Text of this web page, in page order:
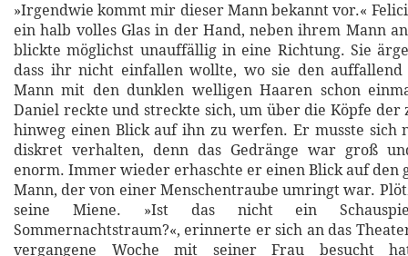
»Irgendwie kommt mir dieser Mann bekannt vor.«
ein halb volles Glas in der Hand, neben ihrem Mann
blickte möglichst unauffällig in eine Richtung. Sie
dass ihr nicht einfallen wollte, wo sie den auffallend
Mann mit den dunklen welligen Haaren schon
Daniel reckte und streckte sich, um über die Köpfe der
hinweg einen Blick auf ihn zu werfen. Er musste sich
diskret verhalten, denn das Gedränge war groß
enorm. Immer wieder erhaschte er einen Blick auf den
Mann, der von einer Menschentraube umringt war.
seine Miene. »Ist das nicht ein
Sommernachtstraum?«, erinnerte er sich an das
vergangene Woche mit seiner Frau besucht